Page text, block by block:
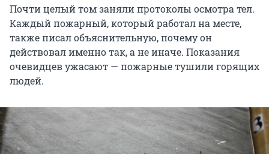
Почти целый том заняли протоколы осмотра тел.
Каждый пожарный, который работал на месте,
также писал объяснительную, почему он
действовал именно так, а не иначе. Показания
очевидцев ужасают — пожарные тушили горящих
людей.